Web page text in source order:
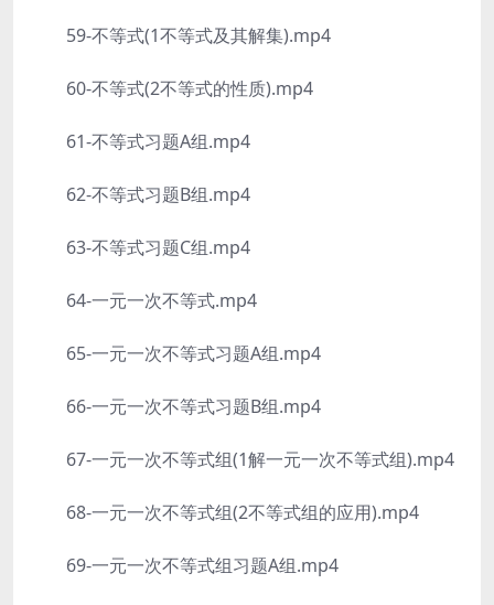
59-不等式(1不等式及其解集).mp4
60-不等式(2不等式的性质).mp4
61-不等式习题A组.mp4
62-不等式习题B组.mp4
63-不等式习题C组.mp4
64-一元一次不等式.mp4
65-一元一次不等式习题A组.mp4
66-一元一次不等式习题B组.mp4
67-一元一次不等式组(1解一元一次不等式组).mp4
68-一元一次不等式组(2不等式组的应用).mp4
69-一元一次不等式组习题A组.mp4